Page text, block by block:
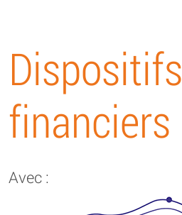
Dispositifs
financiers
Avec :